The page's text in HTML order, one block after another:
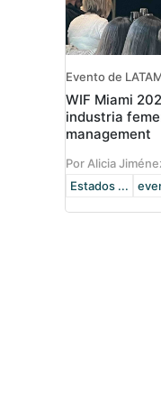
Evento de
WIF Miami
industria
management
Por Alicia
Estados ...